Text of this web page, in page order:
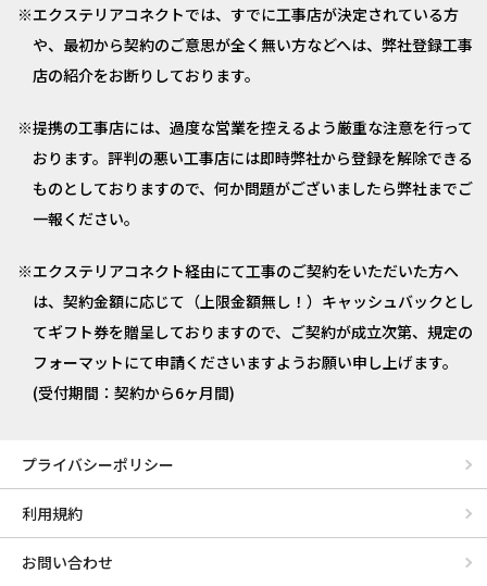
エクステリアコネクトでは、すでに工事店が決定されている方
や、最初から契約のご意思が全く無い方などへは、弊社登録工事
店の紹介をお断りしております。
提携の工事店には、過度な営業を控えるよう厳重な注意を行って
おります。評判の悪い工事店には即時弊社から登録を解除できる
ものとしておりますので、何か問題がございましたら弊社までご
一報ください。
エクステリアコネクト経由にて工事のご契約をいただいた方へ
は、契約金額に応じて（上限金額無し！）キャッシュバックとし
てギフト券を贈呈しておりますので、ご契約が成立次第、規定の
フォーマットにて申請くださいますようお願い申し上げます。
(受付期間：契約から6ヶ月間)
プライバシーポリシー
利用規約
お問い合わせ